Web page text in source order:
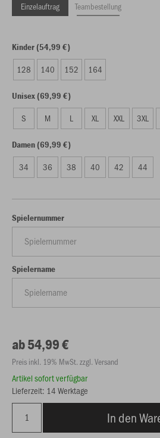
Einzelauftrag Teambestellung
Kinder (54,99 €)
128 140 152 164
Unisex (69,99 €)
S M L XL XXL 3XL
Damen (69,99 €)
34 36 38 40 42 44
Spielernummer
Spielername
ab 54,99 €
Preis inkl. 19% MwSt. zzgl. Versand
Artikel sofort verfügbar
Lieferzeit: 14 Werktage
In den